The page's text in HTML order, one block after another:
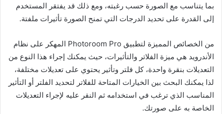
بما يتناسب مع الصورة حسب رغبته، ومع ذلك قد يفتقر المستخدم
إلى القدرة على تحديد الدرجات التي تمنح الصورة تأثيرات ملفتة.
من الخصائص المميزة لتطبيق Photoroom Pro المهكر على نظام
الأندرويد هي ميزة الفلاتر والتأثيرات، حيث يمكنك إجراء هذا النوع من
التعديلات بنقرة واحدة، كل فلتر وتأثير يحتوي على تعديلات مختلفة،
لذا يمكنك البحث بين الخيارات المتاحة للفلاتر لتحديد الفلتر أو التأثير
المناسب الذي ترغب في استخدامه ثم النقر عليه لإجراء التعديلات
الخاصة به على صورتك.